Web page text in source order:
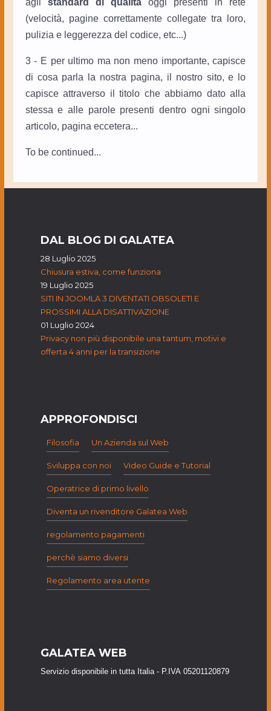
agli standard di qualitàoggi presenti in rete
(velocità, pagine correttamente collegate tra loro,
pulizia e leggerezza del codice, etc...)
3 - E per ultimo ma non meno importante, capisce
di cosa parla la nostra pagina, il nostro sito, e lo
capisce attraverso il titolo che abbiamo dato alla
stessa e alle parole presenti dentro ogni singolo
articolo, pagina eccetera...
To be continued...
DAL BLOG DI GALATEA
28 Luglio 2025
Chiusura estiva, come funziona
19 Luglio 2025
SITI IN JOOMLA 3 DIVENTATI OBSOLETI E
PROSSIMI ALLA DISATTIVAZIONE
01 Luglio 2024
Privacy non più disponibile una tantum, motivi e
offerta 4 anni per la transizione
APPROFONDISCI
Filosofia Un Azienda sul Web
Sviluppa con noi Video Guide e Tutorial
Operatrice di primo livello
Diventa un rivenditore Galatea Web
regolamento pagamenti
perchè siamo diversi
Regolamento area utente
GALATEA WEB
Servizio disponibile in tutta Italia - P.IVA 05201120879